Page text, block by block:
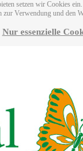
setzen wir Cookies
zur Verwendung und den
Nur essenzielle